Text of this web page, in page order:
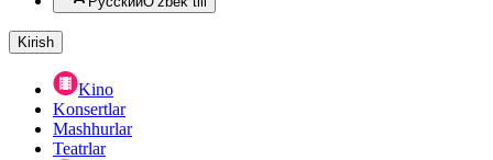
Kirish
Kino
Konsertlar
Mashhurlar
Teatrlar